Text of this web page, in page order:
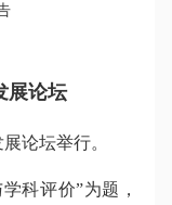
展论坛
论坛举行。
科评价”为题，